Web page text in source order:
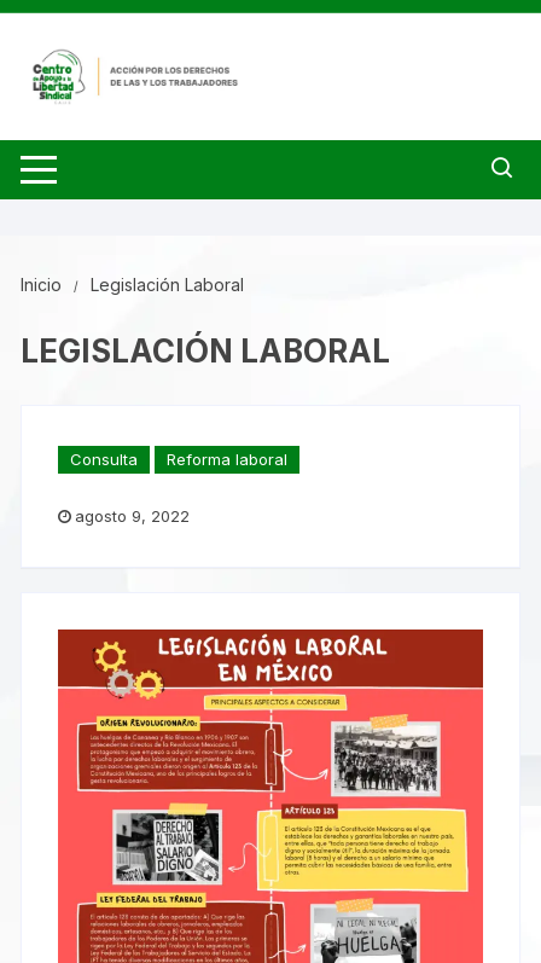
Saltar
contenido
Inicio Legislación Laboral
LEGISLACIÓN LABORAL
Consulta Reforma laboral
agosto 9, 2022